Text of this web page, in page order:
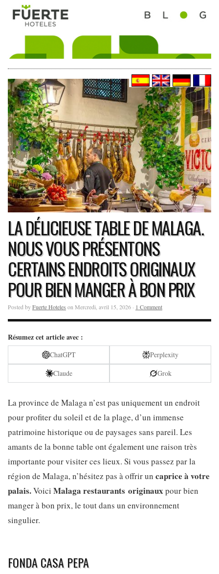
LA DÉLICIEUSE TABLE DE MALAGA.
NOUS VOUS PRÉSENTONS
CERTAINS ENDROITS ORIGINAUX
POUR BIEN MANGER À BON PRIX
Posted byFuerte Hoteles on Mercredi, avril 15, 2026 · 1 Comment
Résumez cet article avec :
ChatGPT
Perplexity
Claude
Grok
La province de Malaga n’est pas uniquement un endroit
pour profiter du soleil et de la plage, d’un immense
patrimoine historique ou de paysages sans pareil. Les
amants de la bonne table ont également une raison très
importante pour visiter ces lieux. Si vous passez par la
région de Malaga, n’hésitez pas à offrir un caprice à votre
palais.Voici Malaga restaurants originaux pour bien
manger à bon prix, le tout dans un environnement
singulier.
FONDA CASA PEPA